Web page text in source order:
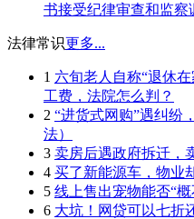
书接受纪律审查和监察
法律常识更多...
1 六旬老人自称“退休
工费，法院怎么判？
2 “进货式网购”遇纠纷
法）
3 卖房后遇政府拆迁，
4 买了新能源车，物业
5 线上售出宠物能否“概
6 大坑！网贷可以七折